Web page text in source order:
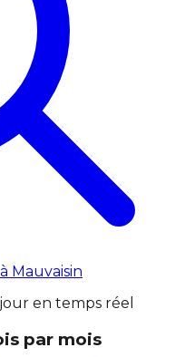
Mauvaisin
jour en temps réel
par mois